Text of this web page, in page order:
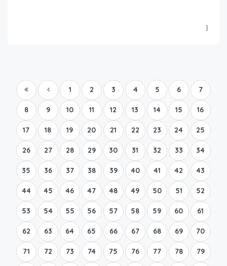
1 2 3 4 5 6 7
8 9 10 11 12 13 14 15 16
17 18 19 20 21 22 23 24 25
26 27 28 29 30 31 32 33 34
35 36 37 38 39 40 41 42 43
44 45 46 47 48 49 50 51 52
53 54 55 56 57 58 59 60 61
62 63 64 65 66 67 68 69 70
71 72 73 74 75 76 77 78 79